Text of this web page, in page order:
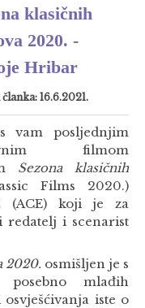
klasičnih
2020. -
Hribar
16.6.2021.
vam posljednjim
filmom
Sezona klasičnih
Films 2020.)
(ACE) koji je za
i scenarist
2020. osmišljen je s
posebno mlađih
iste o